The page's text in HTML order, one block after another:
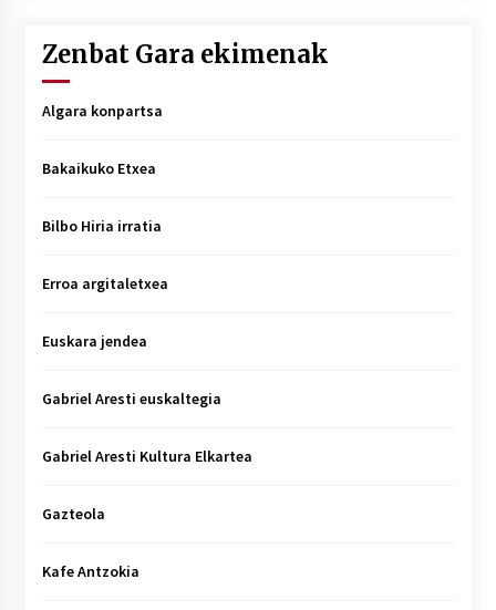
Zenbat Gara ekimenak
Algara konpartsa
Bakaikuko Etxea
Bilbo Hiria irratia
Erroa argitaletxea
Euskara jendea
Gabriel Aresti euskaltegia
Gabriel Aresti Kultura Elkartea
Gazteola
Kafe Antzokia